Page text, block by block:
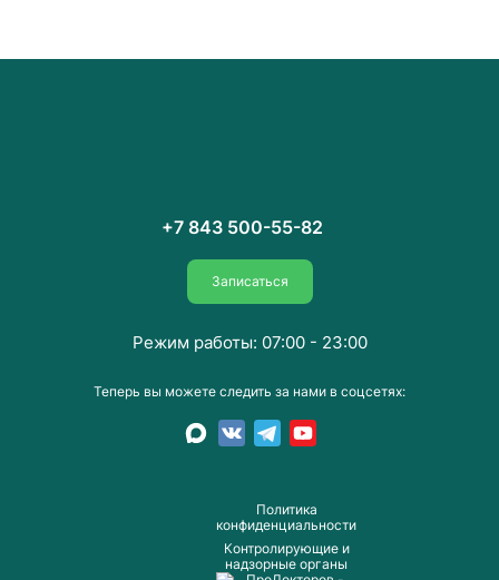
Пoлитика
конфиденциальности
Контролирующие и
надзорные органы
+7 843 500-55-82
Записаться
Теперь вы можете следить за нами в соцсетях:
Режим работы: 07:00 - 23:00